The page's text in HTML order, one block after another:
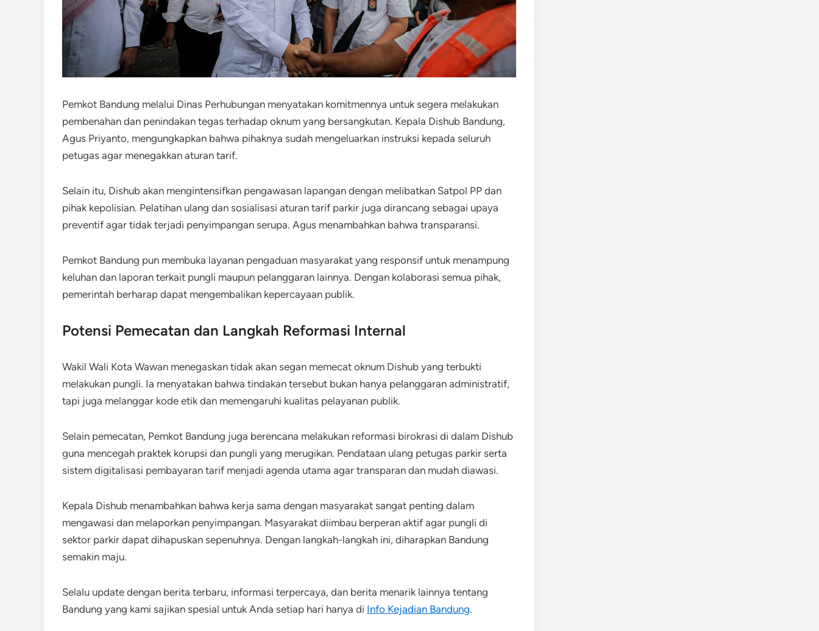
Pemkot Bandung melalui Dinas Perhubungan menyatakan komitmennya untuk segera melakukan
pembenahan dan penindakan tegas terhadap oknum yang bersangkutan. Kepala Dishub Bandung,
Agus Priyanto, mengungkapkan bahwa pihaknya sudah mengeluarkan instruksi kepada seluruh
petugas agar menegakkan aturan tarif.
Selain itu, Dishub akan mengintensifkan pengawasan lapangan dengan melibatkan Satpol PP dan
pihak kepolisian. Pelatihan ulang dan sosialisasi aturan tarif parkir juga dirancang sebagai upaya
preventif agar tidak terjadi penyimpangan serupa. Agus menambahkan bahwa transparansi.
Pemkot Bandung pun membuka layanan pengaduan masyarakat yang responsif untuk menampung
keluhan dan laporan terkait pungli maupun pelanggaran lainnya. Dengan kolaborasi semua pihak,
pemerintah berharap dapat mengembalikan kepercayaan publik.
Potensi Pemecatan dan Langkah Reformasi Internal
Wakil Wali Kota Wawan menegaskan tidak akan segan memecat oknum Dishub yang terbukti
melakukan pungli. Ia menyatakan bahwa tindakan tersebut bukan hanya pelanggaran administratif,
tapi juga melanggar kode etik dan memengaruhi kualitas pelayanan publik.
Selain pemecatan, Pemkot Bandung juga berencana melakukan reformasi birokrasi di dalam Dishub
guna mencegah praktek korupsi dan pungli yang merugikan. Pendataan ulang petugas parkir serta
sistem digitalisasi pembayaran tarif menjadi agenda utama agar transparan dan mudah diawasi.
Kepala Dishub menambahkan bahwa kerja sama dengan masyarakat sangat penting dalam
mengawasi dan melaporkan penyimpangan. Masyarakat diimbau berperan aktif agar pungli di
sektor parkir dapat dihapuskan sepenuhnya. Dengan langkah-langkah ini, diharapkan Bandung
semakin maju.
Selalu update dengan berita terbaru, informasi terpercaya, dan berita menarik lainnya tentang
Bandung yang kami sajikan spesial untuk Anda setiap hari hanya di Info Kejadian Bandung.